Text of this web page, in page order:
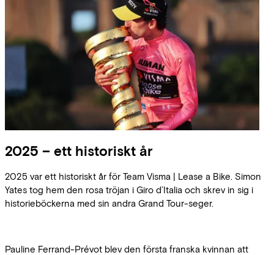
2025 – ett historiskt år
2025 var ett historiskt år för Team Visma | Lease a Bike. Simon
Yates tog hem den rosa tröjan i Giro d’Italia och skrev in sig i
historieböckerna med sin andra Grand Tour-seger.
Pauline Ferrand-Prévot blev den första franska kvinnan att